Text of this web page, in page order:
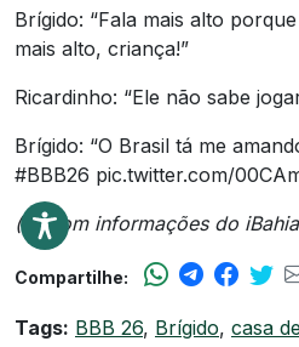
Brígido: “Fala mais alto
mais alto, criança!”
Ricardinho: “Ele não sabe
Brígido: “O Brasil tá me
#BBB26 pic.twitter.com/
(*) Com informações do iBahia
Compartilhe:
Tags: BBB 26, Brígido, casa